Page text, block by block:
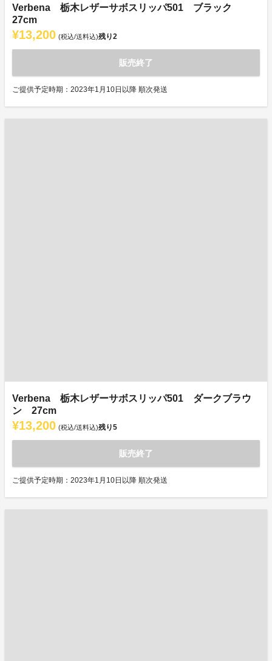
Verbena 栃木レザーサボスリッパ501 ブラック
27cm
¥13,200 (税込/送料込)残り2
販売終了
ご提供予定時期：2023年1月10日以降 順次発送
Verbena 栃木レザーサボスリッパ501 ダークブラウ
ン 27cm
¥13,200 (税込/送料込)残り5
販売終了
ご提供予定時期：2023年1月10日以降 順次発送